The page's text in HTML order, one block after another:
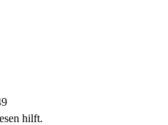
hilft.